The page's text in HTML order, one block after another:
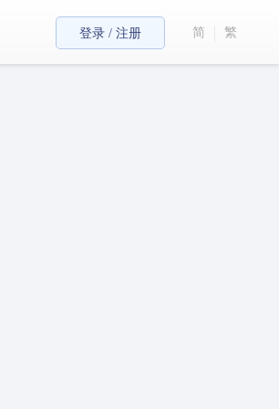
登录 / 注册 简 繁